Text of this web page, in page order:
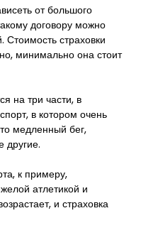
от большого
договору можно
страховки
минимально она стоит
на три части, в
в котором очень
медленный бег,
другие.
к примеру,
атлетикой и
и страховка